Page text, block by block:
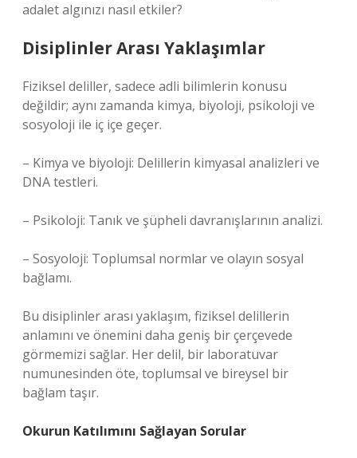
adalet algınızı nasıl etkiler?
Disiplinler Arası Yaklaşımlar
Fiziksel deliller, sadece adli bilimlerin konusu
değildir; aynı zamanda kimya, biyoloji, psikoloji ve
sosyoloji ile iç içe geçer.
– Kimya ve biyoloji: Delillerin kimyasal analizleri ve
DNA testleri.
– Psikoloji: Tanık ve şüpheli davranışlarının analizi.
– Sosyoloji: Toplumsal normlar ve olayın sosyal
bağlamı.
Bu disiplinler arası yaklaşım, fiziksel delillerin
anlamını ve önemini daha geniş bir çerçevede
görmemizi sağlar. Her delil, bir laboratuvar
numunesinden öte, toplumsal ve bireysel bir
bağlam taşır.
Okurun Katılımını Sağlayan Sorular